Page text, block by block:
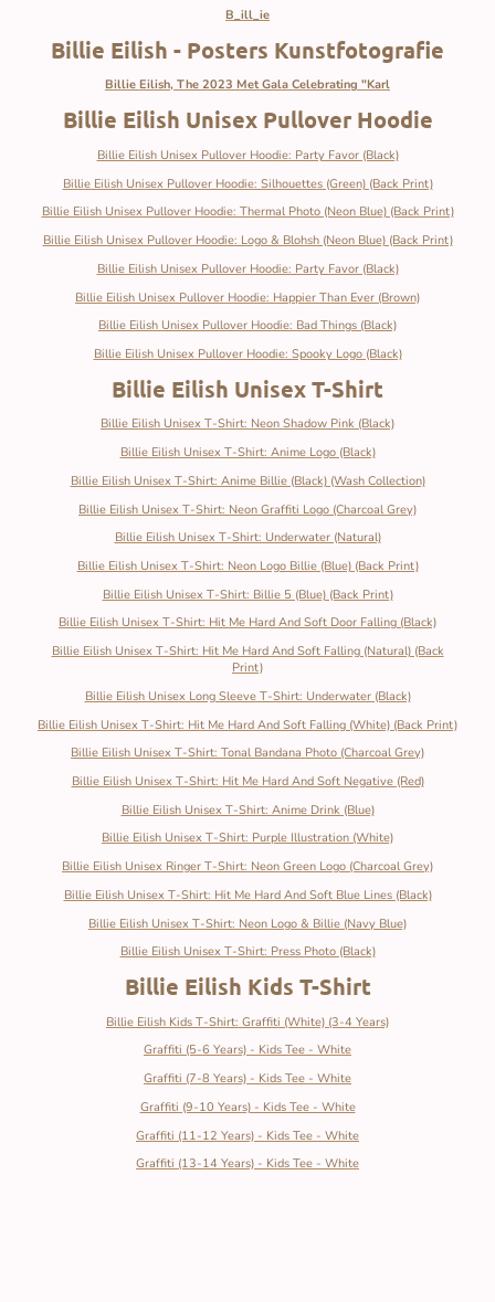
B_ill_ie
Billie Eilish - Posters Kunstfotografie
Billie Eilish, The 2023 Met Gala Celebrating "Karl
Billie Eilish Unisex Pullover Hoodie
Billie Eilish Unisex Pullover Hoodie: Party Favor (Black)
Billie Eilish Unisex Pullover Hoodie: Silhouettes (Green) (Back Print)
Billie Eilish Unisex Pullover Hoodie: Thermal Photo (Neon Blue) (Back Print)
Billie Eilish Unisex Pullover Hoodie: Logo & Blohsh (Neon Blue) (Back Print)
Billie Eilish Unisex Pullover Hoodie: Party Favor (Black)
Billie Eilish Unisex Pullover Hoodie: Happier Than Ever (Brown)
Billie Eilish Unisex Pullover Hoodie: Bad Things (Black)
Billie Eilish Unisex Pullover Hoodie: Spooky Logo (Black)
Billie Eilish Unisex T-Shirt
Billie Eilish Unisex T-Shirt: Neon Shadow Pink (Black)
Billie Eilish Unisex T-Shirt: Anime Logo (Black)
Billie Eilish Unisex T-Shirt: Anime Billie (Black) (Wash Collection)
Billie Eilish Unisex T-Shirt: Neon Graffiti Logo (Charcoal Grey)
Billie Eilish Unisex T-Shirt: Underwater (Natural)
Billie Eilish Unisex T-Shirt: Neon Logo Billie (Blue) (Back Print)
Billie Eilish Unisex T-Shirt: Billie 5 (Blue) (Back Print)
Billie Eilish Unisex T-Shirt: Hit Me Hard And Soft Door Falling (Black)
Billie Eilish Unisex T-Shirt: Hit Me Hard And Soft Falling (Natural) (Back
Print)
Billie Eilish Unisex Long Sleeve T-Shirt: Underwater (Black)
Billie Eilish Unisex T-Shirt: Hit Me Hard And Soft Falling (White) (Back Print)
Billie Eilish Unisex T-Shirt: Tonal Bandana Photo (Charcoal Grey)
Billie Eilish Unisex T-Shirt: Hit Me Hard And Soft Negative (Red)
Billie Eilish Unisex T-Shirt: Anime Drink (Blue)
Billie Eilish Unisex T-Shirt: Purple Illustration (White)
Billie Eilish Unisex Ringer T-Shirt: Neon Green Logo (Charcoal Grey)
Billie Eilish Unisex T-Shirt: Hit Me Hard And Soft Blue Lines (Black)
Billie Eilish Unisex T-Shirt: Neon Logo & Billie (Navy Blue)
Billie Eilish Unisex T-Shirt: Press Photo (Black)
Billie Eilish Kids T-Shirt
Billie Eilish Kids T-Shirt: Graffiti (White) (3-4 Years)
Graffiti (5-6 Years) - Kids Tee - White
Graffiti (7-8 Years) - Kids Tee - White
Graffiti (9-10 Years) - Kids Tee - White
Graffiti (11-12 Years) - Kids Tee - White
Graffiti (13-14 Years) - Kids Tee - White